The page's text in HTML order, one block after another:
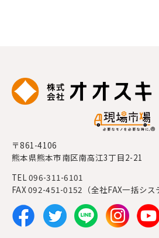
〒861-4106
熊本県熊本市南区南高江3丁目2-21
TEL 096-311-6101
FAX 092-451-0152（全社FAX一括シス